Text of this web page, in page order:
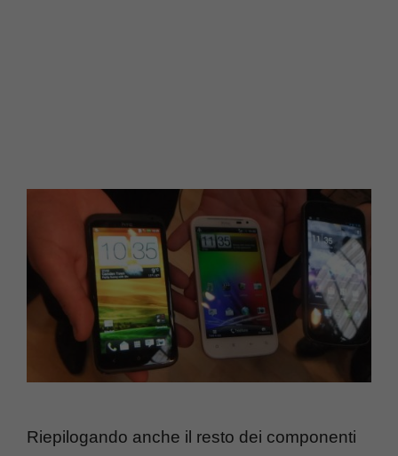
Riepilogando anche il resto dei componenti